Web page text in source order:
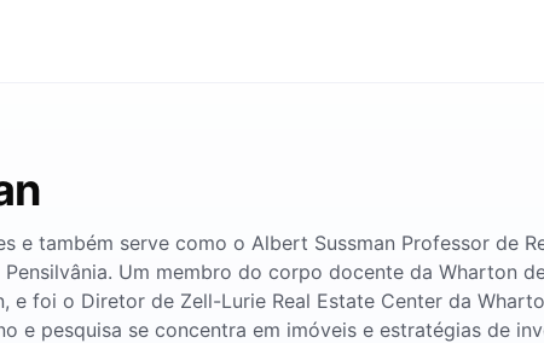
e também serve como o Albert Sussman Professor de
Um membro do corpo docente da Wharton
foi o Diretor de Zell-Lurie Real Estate Center da
e pesquisa se concentra em imóveis e estratégias de